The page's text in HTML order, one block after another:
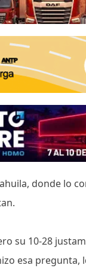
donde lo
su 10-28
esa